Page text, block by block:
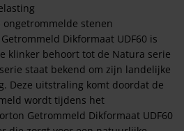
stenen
Dikformaat UDF60 is
klinker behoort tot de Natura serie
staat bekend om zijn landelijke
Deze uitstraling komt doordat de
wordt tijdens het
Getrommeld Dikformaat UDF60